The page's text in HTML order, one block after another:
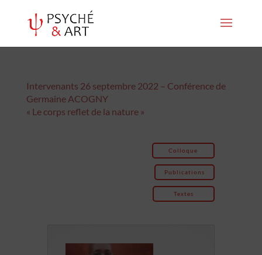
Intervenants 26 septembre 2022 – Conférence de
Germaine ACOGNY
« Le corps reflet de la nature »
Colloque
Publications
Textes